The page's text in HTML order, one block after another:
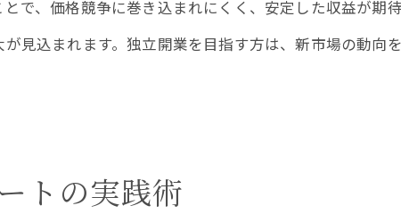
で、価格競争に巻き込まれにくく、安定した収益が期待
見込まれます。独立開業を目指す方は、新市場の動向
トの実践術